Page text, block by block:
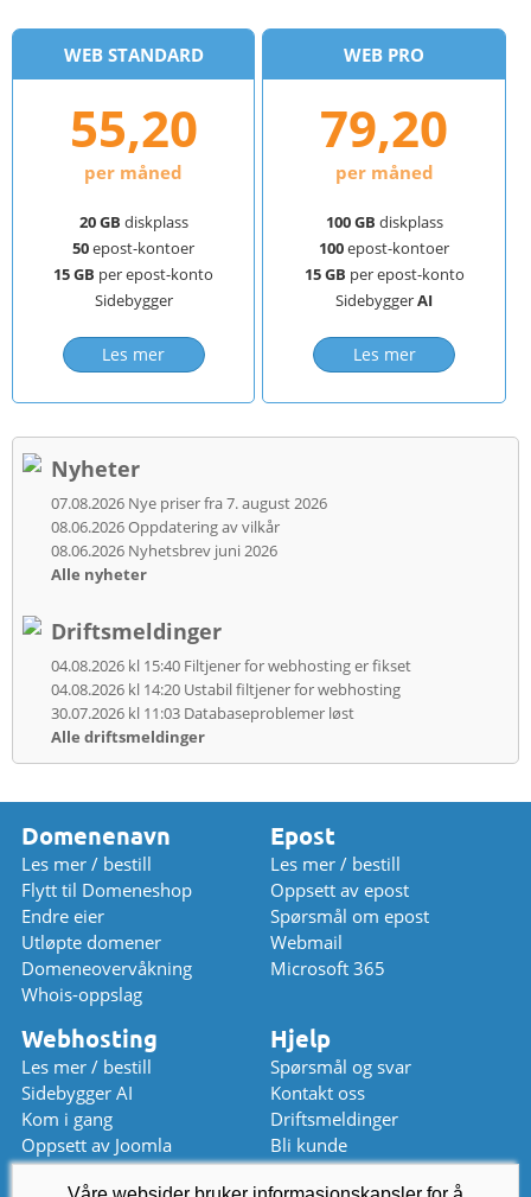
WEB STANDARD
55,20
per måned
20 GB diskplass
50epost-kontoer
15 GB per epost-konto
Sidebygger
Les mer
WEB PRO
79,20
per måned
100 GB diskplass
100epost-kontoer
15 GB per epost-konto
SidebyggerAI
Les mer
Nyheter
07.08.2026Nye priser fra 7. august 2026
08.06.2026Oppdatering av vilkår
08.06.2026Nyhetsbrev juni 2026
Alle nyheter
Driftsmeldinger
04.08.2026 kl 15:40Filtjener for webhosting er fikset
04.08.2026 kl 14:20Ustabil filtjener for webhosting
30.07.2026 kl 11:03Databaseproblemer løst
Alle driftsmeldinger
Domenenavn
Les mer / bestill
Flytt til Domeneshop
Endre eier
Utløpte domener
Domeneovervåkning
Whois-oppslag
Epost
Les mer / bestill
Oppsett av epost
Spørsmål om epost
Webmail
Microsoft 365
Webhosting
Les mer / bestill
Sidebygger AI
Kom i gang
Oppsett av Joomla
Oppsett av WordPress
Hjelp
Spørsmål og svar
Kontakt oss
Driftsmeldinger
Bli kunde
Prisliste